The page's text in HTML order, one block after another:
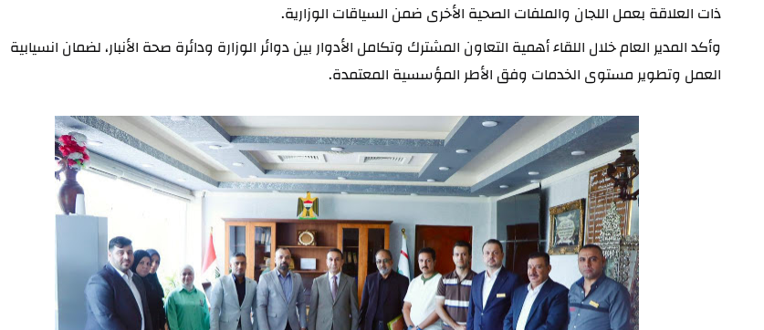
ذات العلاقة بعمل اللجان والملفات الصحية الأخرى ضمن السياقات الوزارية.
العمل وتطوير مستوى الخدمات وفق الأطر المؤسسية المعتمدة.